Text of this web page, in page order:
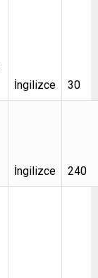
İngilizce 30
İngilizce 240